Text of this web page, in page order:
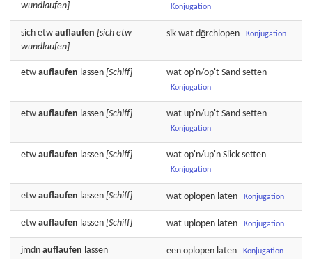
wundlaufen]
Konjugation
sich etw auflaufen [sich etw
wundlaufen]
sik wat dörchlopen Konjugation
etw auflaufen lassen [Schiff] wat op'n/op't Sand setten
Konjugation
etw auflaufen lassen [Schiff] wat up'n/up't Sand setten
Konjugation
etw auflaufen lassen [Schiff] wat op'n/up'n Slick setten
Konjugation
etw auflaufen lassen [Schiff] wat oplopen laten Konjugation
etw auflaufen lassen [Schiff] wat uplopen laten Konjugation
jmdn auflaufen lassen een oplopen laten Konjugation